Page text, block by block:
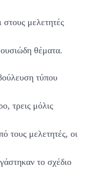
στους μελετητές
θέματα.
τύπου
τρεις μόλις
τους μελετητές, οι
το σχέδιο